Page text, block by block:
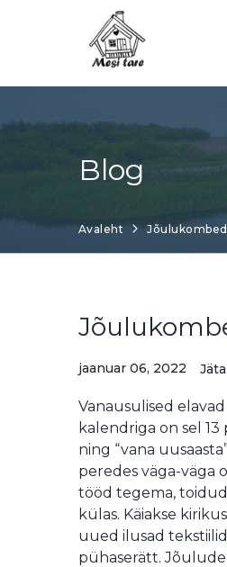
Blog
Avaleht
jaanuar 06, 2022
Vanausulised
kalendriga on sel 13
ning “vana
peredes väga-väga
tööd tegema,
külas. Käiakse
uued ilusad
pühaserätt.